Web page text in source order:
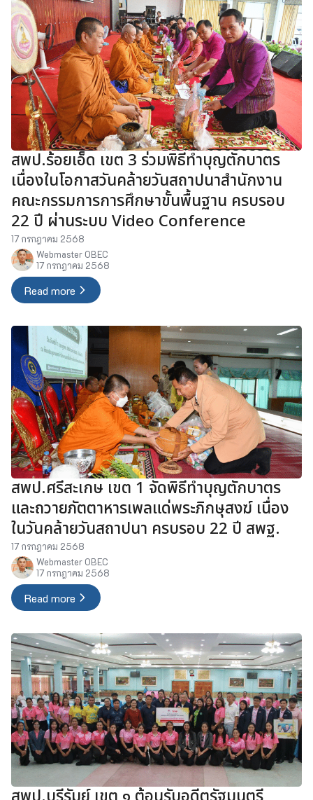
สพป.ร้อยเอ็ด เขต 3 ร่วมพิธีทำบุญตักบาตร
เนื่องในโอกาสวันคล้ายวันสถาปนาสำนักงาน
คณะกรรมการการศึกษาขั้นพื้นฐาน ครบรอบ
22 ปี ผ่านระบบ Video Conference
17 กรกฎาคม 2568
Webmaster OBEC
17 กรกฎาคม 2568
Read more
สพป.ศรีสะเกษ เขต 1 จัดพิธีทำบุญตักบาตร
และถวายภัตตาหารเพลแด่พระภิกษุสงฆ์ เนื่อง
ในวันคล้ายวันสถาปนา ครบรอบ 22 ปี สพฐ.
17 กรกฎาคม 2568
Webmaster OBEC
17 กรกฎาคม 2568
Read more